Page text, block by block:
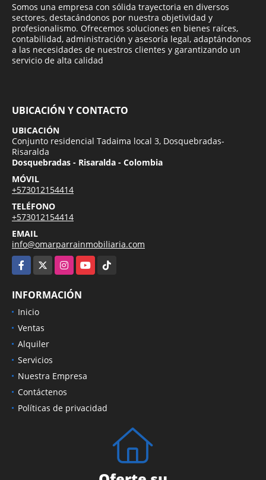
Somos una empresa con sólida trayectoria en diversos
sectores, destacándonos por nuestra objetividad y
profesionalismo. Ofrecemos soluciones en bienes raíces,
contabilidad, administración y asesoría legal, adaptándonos
a las necesidades de nuestros clientes y garantizando un
servicio de alta calidad
UBICACIÓN Y CONTACTO
UBICACIÓN
Conjunto residencial Tadaima local 3, Dosquebradas-
Risaralda
Dosquebradas - Risaralda - Colombia
MÓVIL
+573012154414
TELÉFONO
+573012154414
EMAIL
info@omarparrainmobiliaria.com
Facebook
InstagramYouTubeTikTok
INFORMACIÓN
Inicio
Ventas
Alquiler
Servicios
Nuestra Empresa
Contáctenos
Políticas de privacidad